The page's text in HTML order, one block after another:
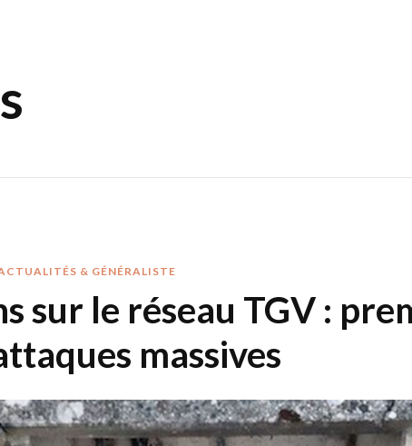
& GÉNÉRALISTE
sur le réseau TGV :
massives